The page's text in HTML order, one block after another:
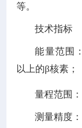
等。
技术指标
能量范围：
以上的β核素；
量程范围：
测量精度：